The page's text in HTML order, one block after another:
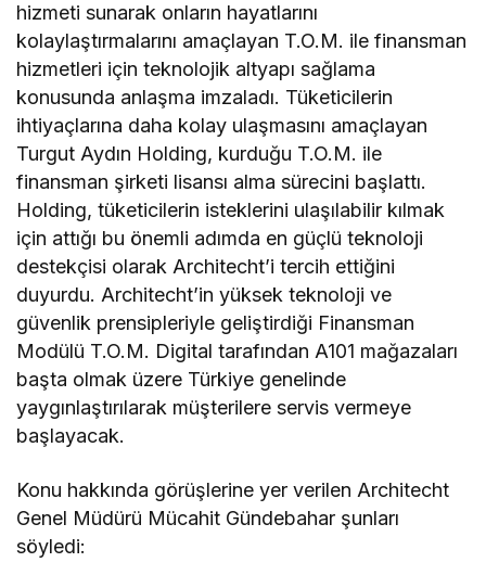
hizmeti sunarak onların hayatlarını
kolaylaştırmalarını amaçlayan T.O.M. ile finansman
hizmetleri için teknolojik altyapı sağlama
konusunda anlaşma imzaladı. Tüketicilerin
ihtiyaçlarına daha kolay ulaşmasını amaçlayan
Turgut Aydın Holding, kurduğu T.O.M. ile
finansman şirketi lisansı alma sürecini başlattı.
Holding, tüketicilerin isteklerini ulaşılabilir kılmak
için attığı bu önemli adımda en güçlü teknoloji
destekçisi olarak Architecht’i tercih ettiğini
duyurdu. Architecht’in yüksek teknoloji ve
güvenlik prensipleriyle geliştirdiği Finansman
Modülü T.O.M. Digital tarafından A101 mağazaları
başta olmak üzere Türkiye genelinde
yaygınlaştırılarak müşterilere servis vermeye
başlayacak.
Konu hakkında görüşlerine yer verilen Architecht
Genel Müdürü Mücahit Gündebahar şunları
söyledi: